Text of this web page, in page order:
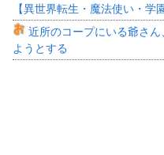
【異世界転生・魔法使い・学
近所のコープにいる爺さ
ようとする